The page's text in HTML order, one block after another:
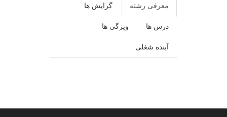
معرفی رشته گرایش ها
درس ها ویژگی ها
آینده شغلی